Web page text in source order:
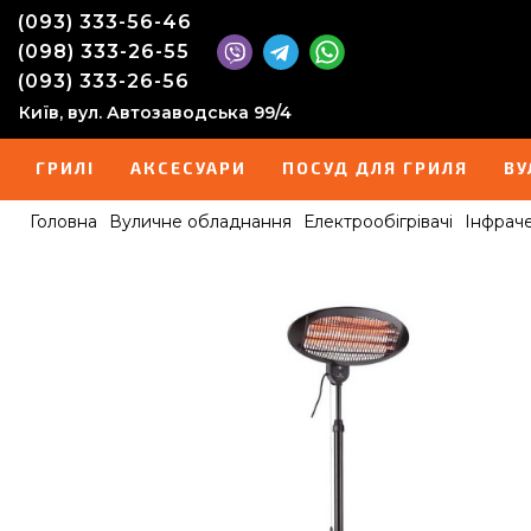
(093) 333-56-46
(098) 333-26-55
(093) 333-26-56
Київ, вул. Автозаводська 99/4
ГРИЛІ АКСЕСУАРИ ПОСУД ДЛЯ ГРИЛЯ
Головна Вуличне обладнання Електрообігрівачі